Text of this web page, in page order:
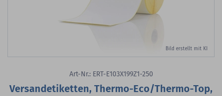
Bild erstellt mit KI
Art-Nr.: ERT-E103X199Z1-250
Versandetiketten, Thermo-Eco/Thermo-Top,